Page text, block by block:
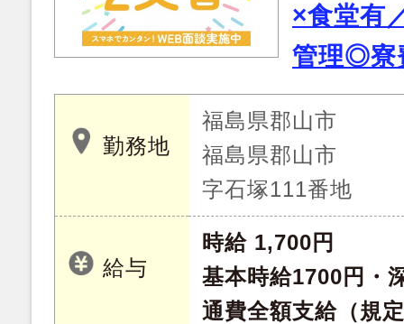
×食堂有
管理◎寮
勤務地
福島県郡山市
福島県郡山市
字石塚111番地
給与
時給 1,700円
基本時給1700円・
通費全額支給（規